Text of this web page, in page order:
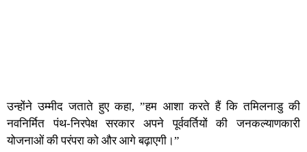
उन्होंने उम्मीद जताते हुए कहा, ”हम आशा करते हैं कि तमिलनाडु की
नवनिर्मित पंथ-निरपेक्ष सरकार अपने पूर्ववर्तियों की जनकल्याणकारी
योजनाओं की परंपरा को और आगे बढ़ाएगी।”